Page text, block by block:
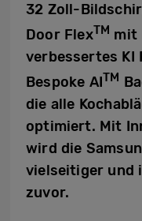
32 Zoll-
Door FlexTM mit
verbessertes KI
Bespoke AITM
die alle
optimiert. Mit
wird die
vielseitiger und
zuvor.